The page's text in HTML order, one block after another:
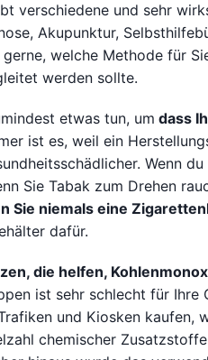
verschiedene und sehr
Akupunktur,
welche Methode für
werden sollte.
etwas tun, um dass
ist es, weil ein
Wenn
Sie Tabak zum Drehen
Sie niemals eine
dafür.
die helfen,
ist sehr schlecht für
und Kiosken kaufen,
chemischer